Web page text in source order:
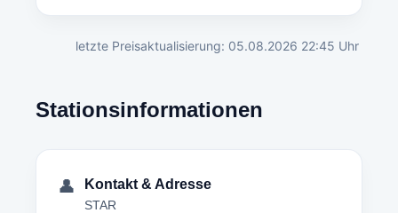
letzte Preisaktualisierung: 05.08.2026 22:45 Uhr
Stationsinformationen
👤 Kontakt & Adresse
STAR